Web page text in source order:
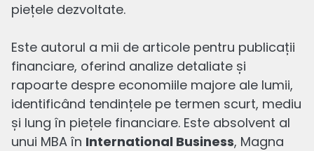
piețele dezvoltate.
Este autorul a mii de articole pentru publicații
financiare, oferind analize detaliate și
rapoarte despre economiile majore ale lumii,
identificând tendințele pe termen scurt, mediu
și lung în piețele financiare. Este absolvent al
unui MBA în International Business, Magna
ETF-uri de Securitate Cibernetică: Merită să
investești în ele?
Scris